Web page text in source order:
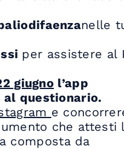
nelle
per assistere al
giugno l’app
questionario.
e
che attesti
composta da